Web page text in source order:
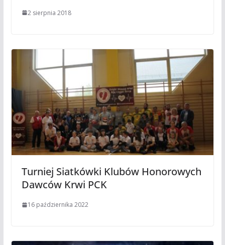
2 sierpnia 2018
Turniej Siatkówki Klubów Honorowych
Dawców Krwi PCK
16 października 2022